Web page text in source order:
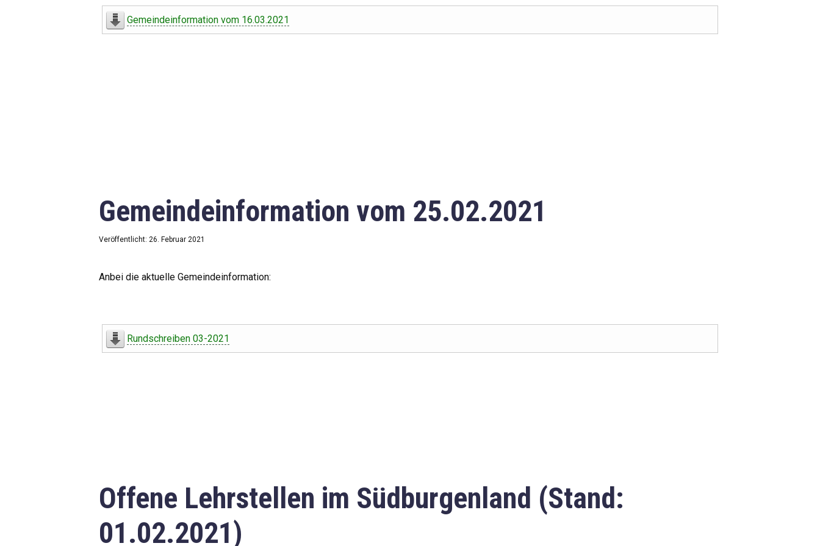
Offener Haushalt
Downloads
Impressum
Gemeindeinformation vom 16.03.2021
Gemeindeinformation vom 25.02.2021
Veröffentlicht: 26. Februar 2021
Anbei die aktuelle Gemeindeinformation:
Rundschreiben 03-2021
Offene Lehrstellen im Südburgenland (Stand:
01.02.2021)